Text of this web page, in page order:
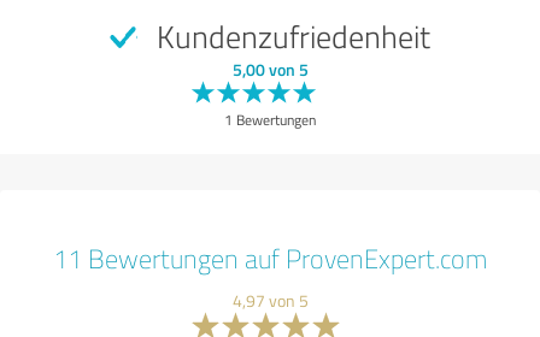
Kundenzufriedenheit
5,00 von 5
1 Bewertungen
11 Bewertungen auf ProvenExpert.com
4,97 von 5